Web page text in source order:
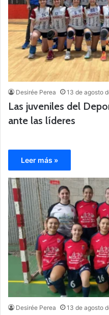
Desirée Perea 13 de agosto
Las juveniles del
ante las líderes
Leer más »
Desirée Perea 13 de agosto